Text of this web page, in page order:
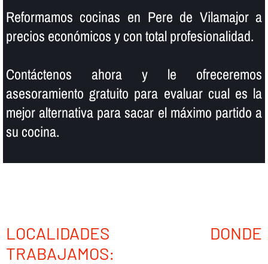
Reformamos cocinas en Pere de Vilamajor a
precios económicos y con total profesionalidad.
Contáctenos ahora y le ofreceremos
asesoramiento gratuito para evaluar cual es la
mejor alternativa para sacar el máximo partido a
su cocina.
LOCALIDADES DONDE
TRABAJAMOS: